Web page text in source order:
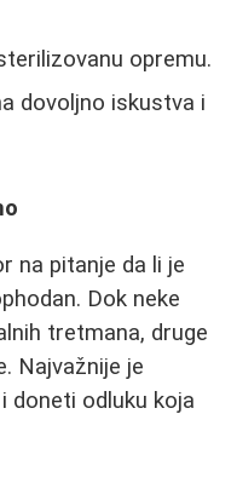
opremu.
dovoljno iskustva i
na pitanje da li je
Dok neke
tretmana, druge
Najvažnije je
doneti odluku koja